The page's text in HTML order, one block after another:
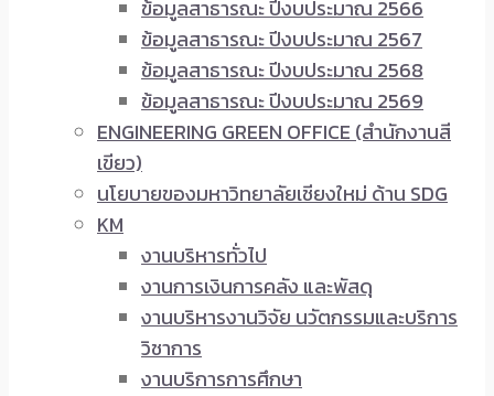
ข้อมูลสาธารณะ ปีงบประมาณ 2566
ข้อมูลสาธารณะ ปีงบประมาณ 2567
ข้อมูลสาธารณะ ปีงบประมาณ 2568
ข้อมูลสาธารณะ ปีงบประมาณ 2569
ENGINEERING GREEN OFFICE (สำนักงานสี
เขียว)
นโยบายของมหาวิทยาลัยเชียงใหม่ ด้าน SDG
KM
งานบริหารทั่วไป
งานการเงินการคลัง และพัสดุ
งานบริหารงานวิจัย นวัตกรรมและบริการ
วิชาการ
งานบริการการศึกษา